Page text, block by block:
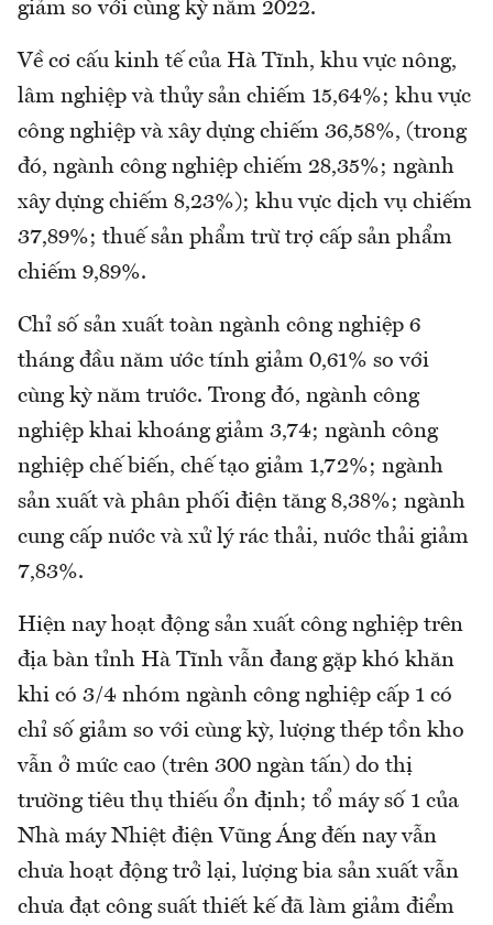
giảm so với cùng kỳ năm 2022.
Về cơ cấu kinh tế của Hà Tĩnh, khu vực nông,
lâm nghiệp và thủy sản chiếm 15,64%; khu vực
công nghiệp và xây dựng chiếm 36,58%, (trong
đó, ngành công nghiệp chiếm 28,35%; ngành
xây dựng chiếm 8,23%); khu vực dịch vụ chiếm
37,89%; thuế sản phẩm trừ trợ cấp sản phẩm
chiếm 9,89%.
Chỉ số sản xuất toàn ngành công nghiệp 6
tháng đầu năm ước tính giảm 0,61% so với
cùng kỳ năm trước. Trong đó, ngành công
nghiệp khai khoáng giảm 3,74; ngành công
nghiệp chế biến, chế tạo giảm 1,72%; ngành
sản xuất và phân phối điện tăng 8,38%; ngành
cung cấp nước và xử lý rác thải, nước thải giảm
7,83%.
Hiện nay hoạt động sản xuất công nghiệp trên
địa bàn tỉnh Hà Tĩnh vẫn đang gặp khó khăn
khi có 3/4 nhóm ngành công nghiệp cấp 1 có
chỉ số giảm so với cùng kỳ, lượng thép tồn kho
vẫn ở mức cao (trên 300 ngàn tấn) do thị
trường tiêu thụ thiếu ổn định; tổ máy số 1 của
Nhà máy Nhiệt điện Vũng Áng đến nay vẫn
chưa hoạt động trở lại, lượng bia sản xuất vẫn
chưa đạt công suất thiết kế đã làm giảm điểm